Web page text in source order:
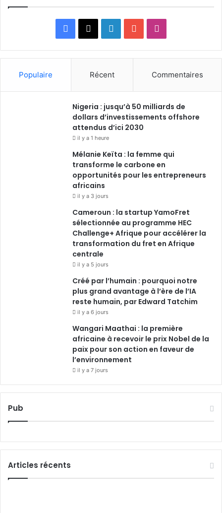
Facebook
X LinkedinYouTube
Populaire Récent Commentaires
Nigeria : jusqu’à 50 milliards de
dollars d’investissements offshore
attendus d’ici 2030
il y a 1 heure
Mélanie Keïta : la femme qui
transforme le carbone en
opportunités pour les entrepreneurs
africains
il y a 3 jours
Cameroun : la startup YamoFret
sélectionnée au programme HEC
Challenge+ Afrique pour accélérer la
transformation du fret en Afrique
centrale
il y a 5 jours
Créé par l’humain : pourquoi notre
plus grand avantage à l’ère de l’IA
reste humain, par Edward Tatchim
il y a 6 jours
Wangari Maathai : la première
africaine à recevoir le prix Nobel de la
paix pour son action en faveur de
l’environnement
il y a 7 jours
Pub
Articles récents